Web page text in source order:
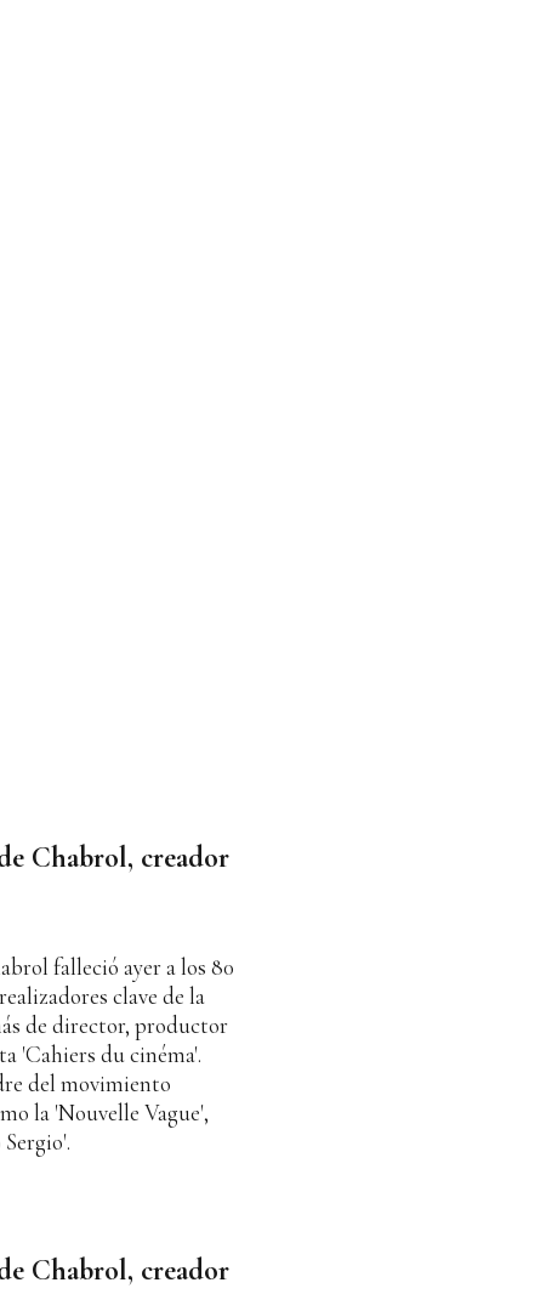
Chabrol, creador
falleció ayer a los 80
clave de la
de director, productor
'Cahiers du cinéma'.
del movimiento
la 'Nouvelle Vague',
Chabrol, creador